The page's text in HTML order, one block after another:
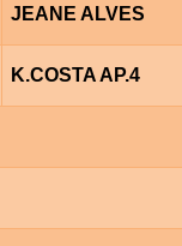
JEANE ALVES
K.COSTA AP.4